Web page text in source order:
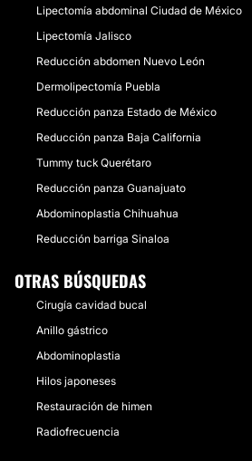
Lipectomía abdominal Ciudad de México
Lipectomía Jalisco
Reducción abdomen Nuevo León
Dermolipectomía Puebla
Reducción panza Estado de México
Reducción panza Baja California
Tummy tuck Querétaro
Reducción panza Guanajuato
Abdominoplastia Chihuahua
Reducción barriga Sinaloa
OTRAS BÚSQUEDAS
Cirugía cavidad bucal
Anillo gástrico
Abdominoplastia
Hilos japoneses
Restauración de himen
Radiofrecuencia